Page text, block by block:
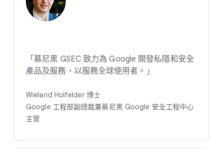
「慕尼​黑 GSEC 致力​為 Google 開發私隱​和​安全​
產品​及​服務，​以​服務​全球​使用者。​」
Wieland Holfelder 博士
Google 工程部​副總裁​兼慕尼黑 Google 安全​工程​中心​
主管